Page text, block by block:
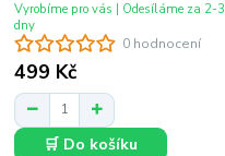
0 hodnocení
499 Kč
Vyrobíme pro vás | Odesíláme za 2-3
dny
🛒 Do košíku